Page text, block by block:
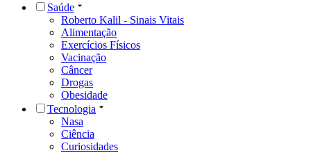
Saúde
Roberto Kalil - Sinais Vitais
Alimentação
Exercícios Físicos
Vacinação
Câncer
Drogas
Obesidade
Tecnologia
Nasa
Ciência
Curiosidades